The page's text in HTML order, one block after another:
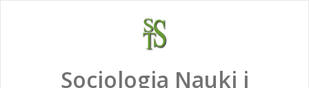
Sociologia Nauki i